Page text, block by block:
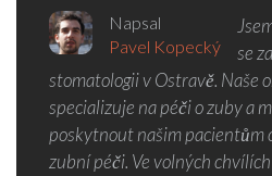
Napsal
Pavel Kopecký
se
stomatologii v Ostravě. Naše
specializuje na péči o zuby a
poskytnout našim pacientům
zubní péči. Ve volných